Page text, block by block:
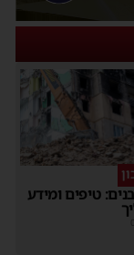
טיפים ומידע